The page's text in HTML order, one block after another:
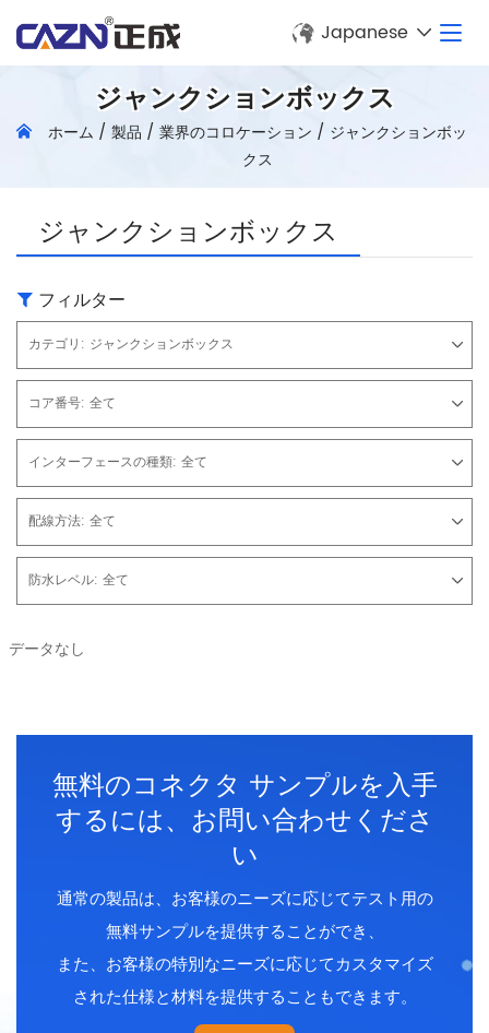
Japanese
ジャンクションボックス
ホーム / 製品 / 業界のコロケーション / ジャンクションボッ
クス
ジャンクションボックス
フィルター
カテゴリ: ジャンクションボックス
コア番号: 全て
インターフェースの種類: 全て
配線方法: 全て
防水レベル: 全て
データなし
無料のコネクタ サンプルを入手
するには、お問い合わせくださ
い
通常の製品は、お客様のニーズに応じてテスト用の
無料サンプルを提供することができ、
また、お客様の特別なニーズに応じてカスタマイズ
された仕様と材料を提供することもできます。